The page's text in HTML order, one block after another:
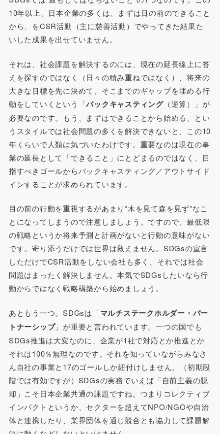
10年以上、日本企業の多くは、まずは目の前のできること
から、をCSR活動（主に慈善活動）でやってきた結果た
いした成果を出せていません。
それは、社会課題を解決するのには、現在の延長線上に答
えを探すのではなく（日々の積み重ねではなく）、将来の
大きな目標を先に決めて、そこまでのギャップを埋める行
動をしていくという「バックキャスティング（逆算）」が
必要なのです。もう、まずはできることから始める、とい
うスタイルでは社会問題の多くを解決できないと、この10
年くらいで人類は気づいたわけです。重要なのは現在の事
業の延長として「できること」にとどまるのではなく、目
指すべきゴールからバックキャスティング／アウトサイド
インすることが求められています。
目の前の行動を重視するがあまり“木を見て森を見ず”なこ
とになってしまうので注意しましょう。ですので、最低限
の戦略というか将来予測と計画がないと行動の意味がない
です。寄り添うだけでは世界は救えません。SDGsの宣言
しただけでCSR活動をしない会社も多く、それでは社会
問題はまったく解決しません。本気でSDGsしたいなら行
動からではなく戦略構築から始めましょう。
あともう一つ。SDGsは「マルチステークホルダー・パー
トナーシップ」が重要と言われています。一つの国でも
SDGs推進は大変なのに、企業が1社で対応とか推進とか
それは100％無理なのです。それを知っていながらみなさ
ん自社の事業と17のゴールしか紐付けしません。（初期段
階では有効ですが）SDGsの実務でいえば「自前主義の脱
却」こそ日本企業共通の課題ですね。つまりコレクティブ
インパクトというか、セクターを超えてNPO/NGOや自治
体と連携したり、業界団体を通じ競合とも協力して課題解